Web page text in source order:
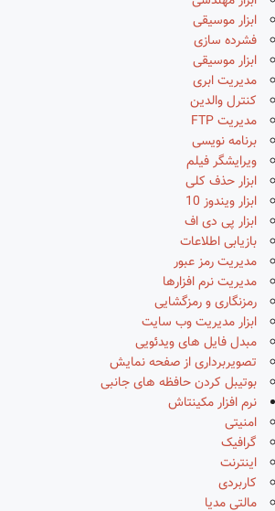
ابزار موسیقی
فشرده سازی
ابزار موسیقی
مدیریت ابری
کنترل والدین
مدیریت FTP
برنامه نویسی
ویرایشگر فیلم
ابزار حذف کلی
ابزار ویندوز 10
ابزار پی دی اف
بازیابی اطلاعات
مدیریت رمز عبور
مدیریت نرم افزارها
رمزنگاری و رمزگشایی
ابزار مدیریت وب سایت
مبدل فایل های ویدئویی
تصویربرداری از صفحه نمایش
بوتیبل کردن حافظه های جانبی
نرم افزار مکینتاش
امنیتی
گرافیک
اینترنت
کاربردی
مالتی مدیا